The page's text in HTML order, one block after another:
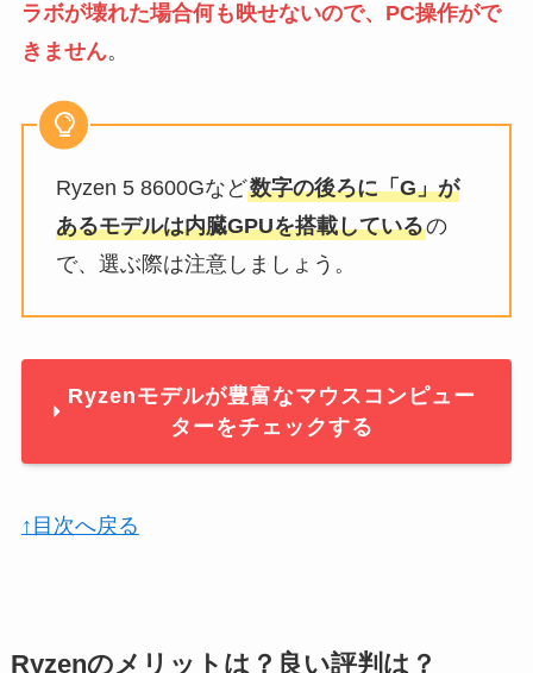
ラボが壊れた場合何も映せないので、PC操作がで
きません。
Ryzen 5 8600Gなど数字の後ろに「G」が
あるモデルは内臓GPUを搭載しているの
で、選ぶ際は注意しましょう。
Ryzenモデルが豊富なマウスコンピュー
ターをチェックする
↑目次へ戻る
Ryzenのメリットは？良い評判は？